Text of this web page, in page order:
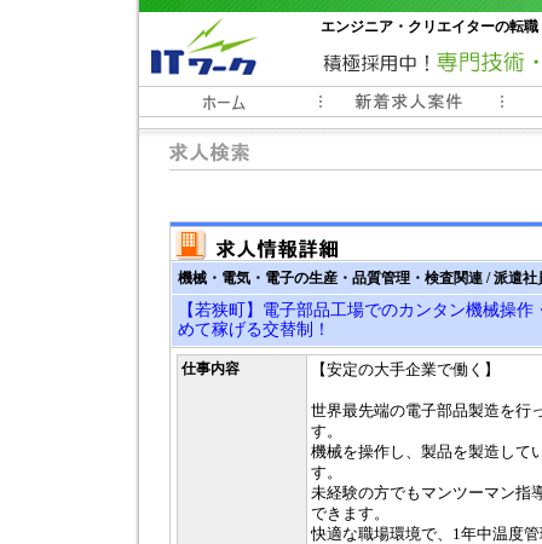
エンジニア・クリエイターの転
常時3000件以上の求人情報掲載中
機械・電気・電子の生産・品質管理・検査関連 / 派遣社
【若狭町】電子部品工場でのカンタン機械
めて稼げる交替制！
仕事内容 【安定の大手企業で働く】
世界最先端の電子部品製造を行
す。
機械を操作し、製品を製造して
す。
未経験の方でもマンツーマン指
できます。
快適な職場環境で、1年中温度